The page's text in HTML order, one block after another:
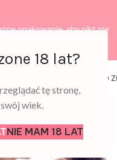
18 lat?
tę stronę,
wiek.
NIE MAM 18 LAT
opakowanie, aby nikt nie
0,00